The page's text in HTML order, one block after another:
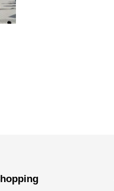
Shopping